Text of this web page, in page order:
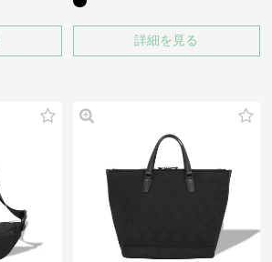
詳細を見る